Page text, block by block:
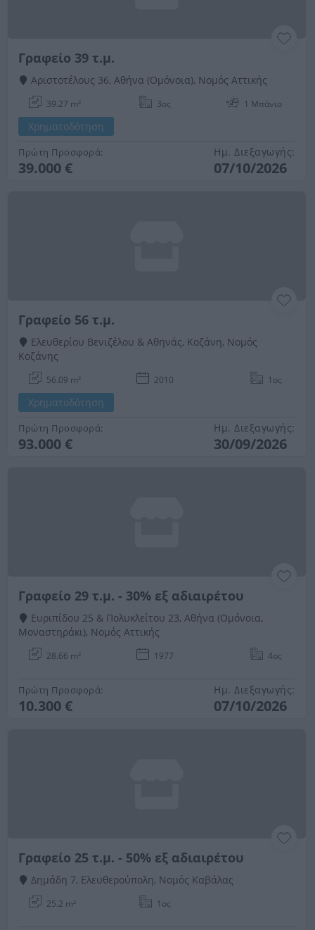
Γραφείο 39 τ.μ.
Αριστοτέλους 36, Αθήνα (Ομόνοια), Νομός Αττικής
39.27 m² 3ος 1 Μπάνιo
Χρηματοδότηση
Πρώτη Προσφορά:
39.000 €
Ημ. Διεξαγωγής:
07/10/2026
Γραφείο 56 τ.μ.
Ελευθερίου Βενιζέλου & Αθηνάς, Κοζάνη, Νομός
Κοζάνης
56.09 m² 2010 1ος
Χρηματοδότηση
Πρώτη Προσφορά:
93.000 €
Ημ. Διεξαγωγής:
30/09/2026
Γραφείο 29 τ.μ. - 30% εξ αδιαιρέτου
Ευριπίδου 25 & Πολυκλείτου 23, Αθήνα (Ομόνοια,
Μοναστηράκι), Νομός Αττικής
28.66 m² 1977 4ος
Πρώτη Προσφορά:
10.300 €
Ημ. Διεξαγωγής:
07/10/2026
Γραφείο 25 τ.μ. - 50% εξ αδιαιρέτου
Δημάδη 7, Ελευθερούπολη, Νομός Καβάλας
25.2 m² 1ος